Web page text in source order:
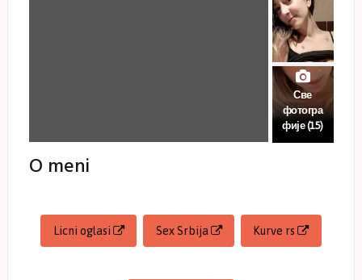
Све
фотогра
фије (15)
O meni
Licni oglasi Sex Srbija Kurve rs